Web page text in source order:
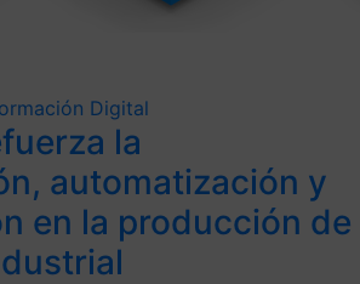
Digital
la
automatización y
en la producción de